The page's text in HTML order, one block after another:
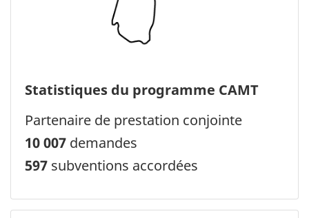
Statistiques du programme CAMT
Partenaire de prestation conjointe
10 007 demandes
597 subventions accordées